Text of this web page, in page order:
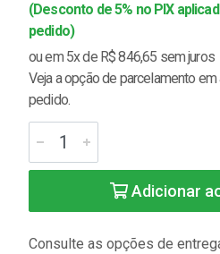
(Desconto de 5% no PIX
pedido)
ou em 5x de R$ 846,65 sem juros
Veja a opção de parcelamento
pedido.
Adicionar
Consulte as opções de